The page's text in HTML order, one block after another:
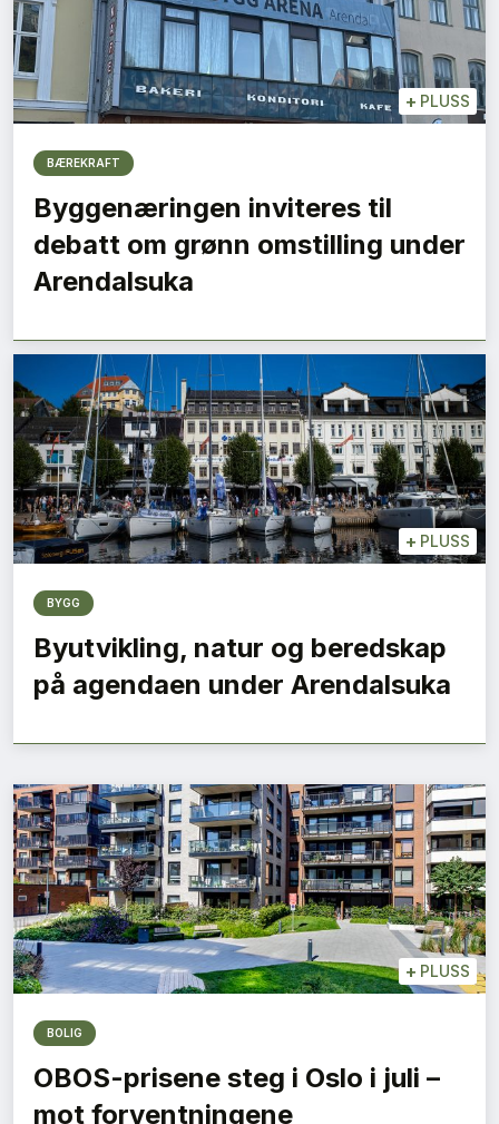
+ PLUSS
BÆREKRAFT
Byggenæringen inviteres til
debatt om grønn omstilling under
Arendalsuka
+ PLUSS
BYGG
Byutvikling, natur og beredskap
på agendaen under Arendalsuka
+ PLUSS
BOLIG
OBOS-prisene steg i Oslo i juli –
mot forventningene